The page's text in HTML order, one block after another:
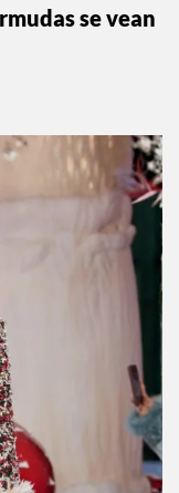
se vean